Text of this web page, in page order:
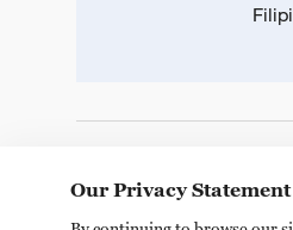
Our Privacy